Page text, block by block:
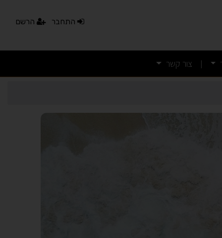
התחבר הרשם
| צור קשר